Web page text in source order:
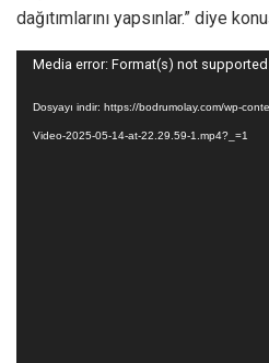
dağıtımlarını yapsınlar.” diye
Video
Media error: Format(s) not
Dosyayı indir: https://bodrumolay.com/wp-
Video-2025-05-14-at-22.29.59-1.mp4?_=1